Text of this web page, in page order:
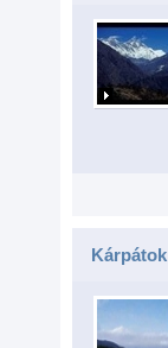
Kárpátok